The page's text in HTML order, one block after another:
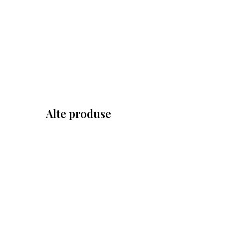
Alte produse